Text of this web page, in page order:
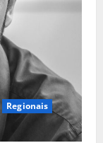
Regionais